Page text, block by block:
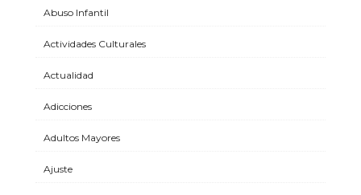
Abuso Infantil
Actividades Culturales
Actualidad
Adicciones
Adultos Mayores
Ajuste